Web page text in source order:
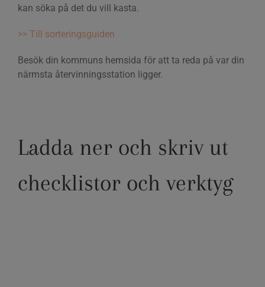
kan söka på det du vill kasta.
>> Till sorteringsguiden
Besök din kommuns hemsida för att ta reda på var din
närmsta återvinningsstation ligger.
Ladda ner och skriv ut
checklistor och verktyg